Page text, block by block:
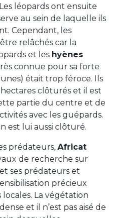
léopards ont ensuite
au sein de laquelle ils
Cependant, les
relâchés car la
et les hyènes
connue pour sa forte
était trop féroce. Ils
clôturés et il est
partie du centre et de
avec les guépards.
est lui aussi clôturé.
prédateurs, Africat
de recherche sur
ses prédateurs et
précieux
La végétation
et il n’est pas aisé de